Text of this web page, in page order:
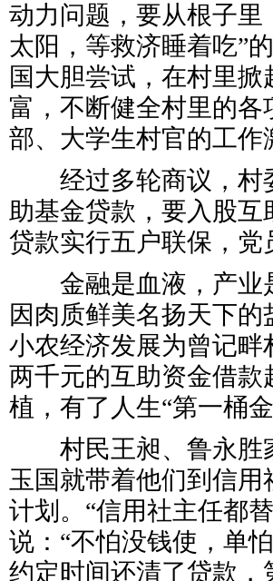
动力问题，要从根子里
太阳，等救济睡着吃”
国大胆尝试，在村里
富，不断健全村里的
部、大学生村官的工
经过多轮商议，村
助基金贷款，要入股
贷款实行五户联保，党
金融是血液，产业
因肉质鲜美名扬天下
小农经济发展为曾记
两千元的互助资金借
植，有了人生“第一桶金
村民王昶、鲁永胜
玉国就带着他们到信
计划。“信用社主任都
说：“不怕没钱使，单
约定时间还清了贷款